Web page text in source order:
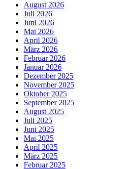
August 2026
Juli 2026
Juni 2026
Mai 2026
April 2026
März 2026
Februar 2026
Januar 2026
Dezember 2025
November 2025
Oktober 2025
September 2025
August 2025
Juli 2025
Juni 2025
Mai 2025
April 2025
März 2025
Februar 2025